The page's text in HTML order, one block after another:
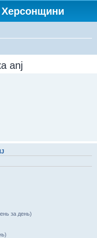
anj
за день)